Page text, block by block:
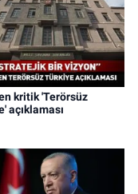
kritik 'Terörsüz
açıklaması